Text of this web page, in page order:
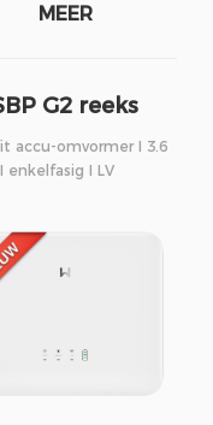
MEER
G2 reeks
accu-omvormer I 3.6
enkelfasig I LV